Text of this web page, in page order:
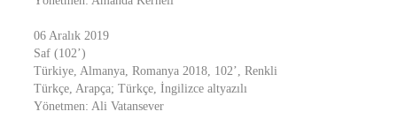
06 Aralık 2019
Saf (102’)
Türkiye, Almanya, Romanya 2018, 102’, Renkli
Türkçe, Arapça; Türkçe, İngilizce altyazılı
Yönetmen: Ali Vatansever